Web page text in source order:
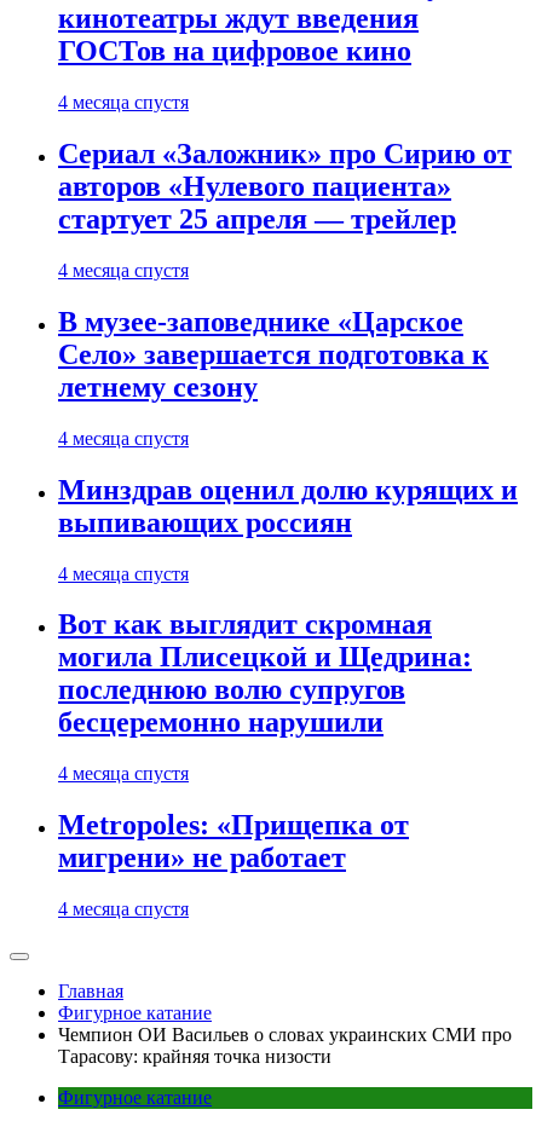
кинотеатры ждут введения
ГОСТов на цифровое кино
4 месяца спустя
Сериал «Заложник» про Сирию от
авторов «Нулевого пациента»
стартует 25 апреля — трейлер
4 месяца спустя
В музее-заповеднике «Царское
Село» завершается подготовка к
летнему сезону
4 месяца спустя
Минздрав оценил долю курящих и
выпивающих россиян
4 месяца спустя
Вот как выглядит скромная
могила Плисецкой и Щедрина:
последнюю волю супругов
бесцеремонно нарушили
4 месяца спустя
Metropoles: «Прищепка от
мигрени» не работает
4 месяца спустя
Главная
Фигурное катание
Чемпион ОИ Васильев о словах украинских СМИ про
Тарасову: крайняя точка низости
Фигурное катание